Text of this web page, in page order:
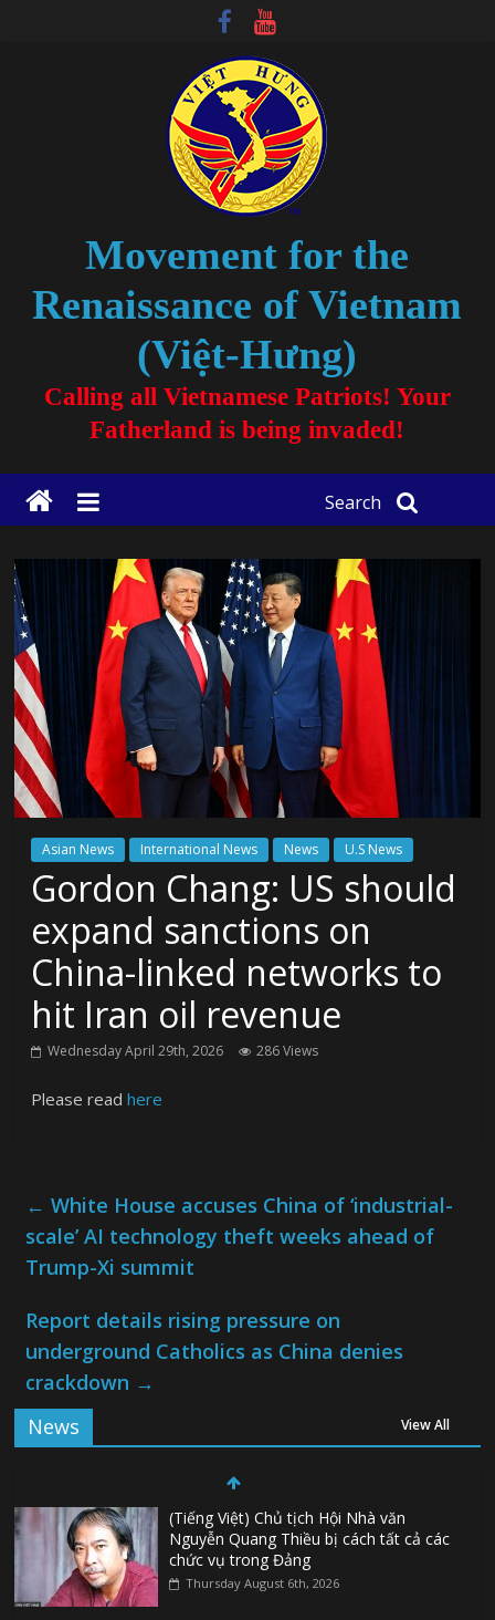
Movement for the
Renaissance of Vietnam
(Việt-Hưng)
Calling all Vietnamese Patriots! Your
Fatherland is being invaded!
Search
Asian News International News News U.S News
Gordon Chang: US should
expand sanctions on
China-linked networks to
hit Iran oil revenue
Wednesday April 29th, 2026 286 Views
Please readhere
← White House accuses China of ‘industrial-
scale’ AI technology theft weeks ahead of
Trump-Xi summit
Report details rising pressure on
underground Catholics as China denies
crackdown →
News
View All
(Tiếng Việt) Chủ tịch Hội Nhà văn
Nguyễn Quang Thiều bị cách tất cả các
chức vụ trong Đảng
Thursday August 6th, 2026